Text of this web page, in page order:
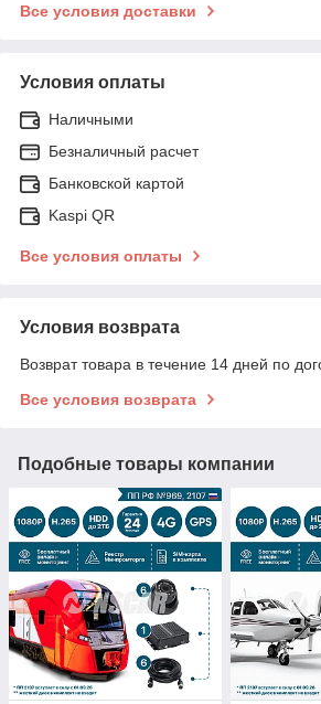
Все условия доставки
Условия оплаты
Наличными
Безналичный расчет
Банковской картой
Kaspi QR
Все условия оплаты
Условия возврата
Возврат товара в течение 14 дней по
Все условия возврата
Подобные товары компании